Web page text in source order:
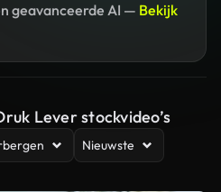
geavanceerde AI — Bekijk
Lever stockvideo’s
Nieuwste